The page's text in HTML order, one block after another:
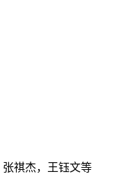
祺杰，王钰文等